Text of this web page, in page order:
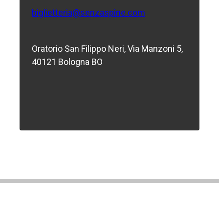
biglietteria@senzaspine.com
Oratorio San Filippo Neri, Via Manzoni 5,
40121 Bologna BO